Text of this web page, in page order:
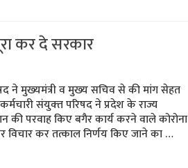
कर दे सरकार
ने मुख्‍यमंत्री व मुख्‍य सचिव से की मांग सेहत
संयुक्‍त परिषद ने प्रदेश के राज्य
की परवाह किए बगैर कार्य करने वाले कोरोना
विचार कर तत्काल निर्णय किए जाने का …